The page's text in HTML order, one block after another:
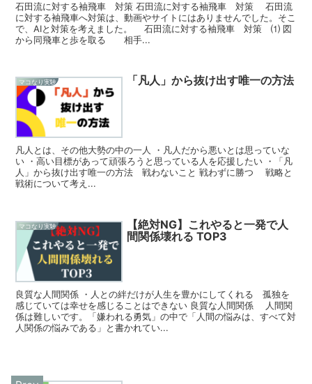
石田流に対する袖飛車 対策 石田流に対する袖飛車 対策 石田流
に対する袖飛車へ対策は、動画やサイトにはありませんでした。そこ
で、AIと対策を考えました。 石田流に対する袖飛車 対策 ⑴ 図
から同飛車と歩を取る 相手...
マコなり実験 「凡人」から抜け出す唯一の方法
凡人とは、その他大勢の中の一人 ・凡人だから悪いとは思っていな
い ・高い目標があって頑張ろうと思っている人を応援したい ・「凡
人」から抜け出す唯一の方法 戦わないこと 戦わずに勝つ 戦略と
戦術について考え...
マコなり実験
【絶対NG】これやると一発で人
間関係壊れる TOP3
良質な人間関係 ・人との絆だけが人生を豊かにしてくれる 孤独を
感じていては幸せを感じることはできない 良質な人間関係 人間関
係は難しいです。「嫌われる勇気」の中で「人間の悩みは、すべて対
人関係の悩みである」と書かれてい...